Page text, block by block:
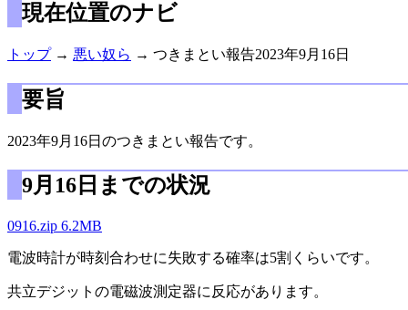
現在位置のナビ
トップ→ 悪い奴ら → つきまとい報告2023年9月16日
要旨
2023年9月16日のつきまとい報告です。
9月16日までの状況
0916.zip 6.2MB
電波時計が時刻合わせに失敗する確率は5割くらいです。
共立デジットの電磁波測定器に反応があります。